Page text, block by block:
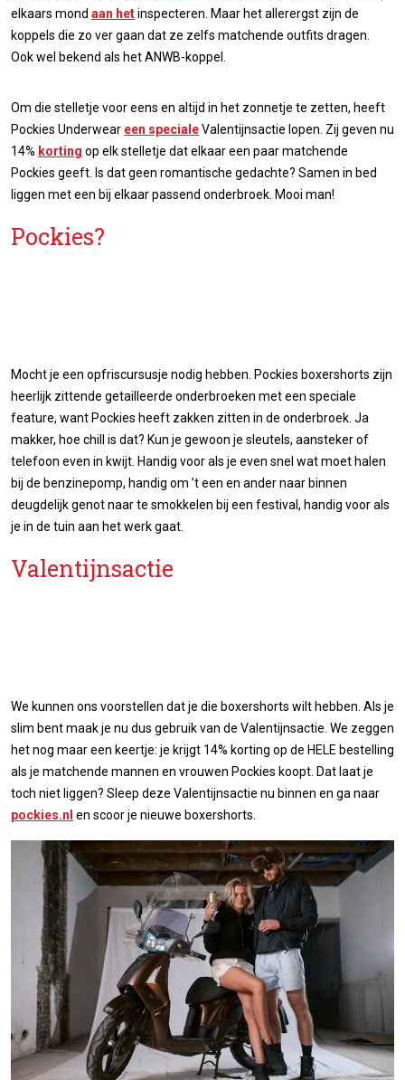
elkaars mond aan hetinspecteren. Maar het allerergst zijn de
koppels die zo ver gaan dat ze zelfs matchende outfits dragen.
Ook wel bekend als het ANWB-koppel.
Om die stelletje voor eens en altijd in het zonnetje te zetten, heeft
Pockies Underwear een specialeValentijnsactie lopen. Zij geven nu
14% korting op elk stelletje dat elkaar een paar matchende
Pockies geeft. Is dat geen romantische gedachte? Samen in bed
liggen met een bij elkaar passend onderbroek. Mooi man!
Pockies?
Mocht je een opfriscursusje nodig hebben. Pockies boxershorts zijn
heerlijk zittende getailleerde onderbroeken met een speciale
feature, want Pockies heeft zakken zitten in de onderbroek. Ja
makker, hoe chill is dat? Kun je gewoon je sleutels, aansteker of
telefoon even in kwijt. Handig voor als je even snel wat moet halen
bij de benzinepomp, handig om ’t een en ander naar binnen
deugdelijk genot naar te smokkelen bij een festival, handig voor als
je in de tuin aan het werk gaat.
Valentijnsactie
We kunnen ons voorstellen dat je die boxershorts wilt hebben. Als je
slim bent maak je nu dus gebruik van de Valentijnsactie. We zeggen
het nog maar een keertje: je krijgt 14% korting op de HELE bestelling
als je matchende mannen en vrouwen Pockies koopt. Dat laat je
toch niet liggen? Sleep deze Valentijnsactie nu binnen en ga naar
pockies.nl en scoor je nieuwe boxershorts.